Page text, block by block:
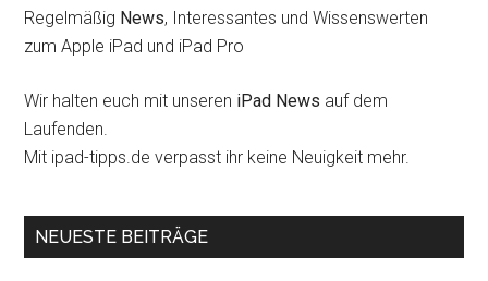
Regelmäßig News, Interessantes und Wissenswerten
zum Apple iPad und iPad Pro
Wir halten euch mit unseren iPad News auf dem
Laufenden.
Mit ipad-tipps.de verpasst ihr keine Neuigkeit mehr.
NEUESTE BEITRÄGE